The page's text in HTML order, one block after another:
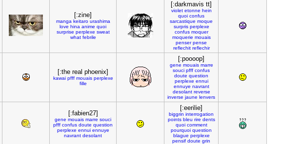
[:zine]
manga keitaro urashima
love hina anime quoi
surprise perplexe sweat
what febrile
[:darkmavis tt]
violet etonne hein
quoi confus
sarcastique moque
surpris perplexe
confus moquer
moquerie mouais
penser pense
reflechit reflechir
[:the real phoenix]
kawai pfff mouais perplexe
fille
[:poooop]
gene mouais marre
souci pfff confus
doute question
perplexe ennui
ennuye navrant
desolant reverse
inverse jaune lenvers
[:fabien27]
gene mouais marre souci
pfff confus doute question
perplexe ennui ennuye
navrant desolant
[:eerilie]
biggrin interrogation
points bleu rire dents
quoi comment
pourquoi question
blague perplexe
pensif doute grin